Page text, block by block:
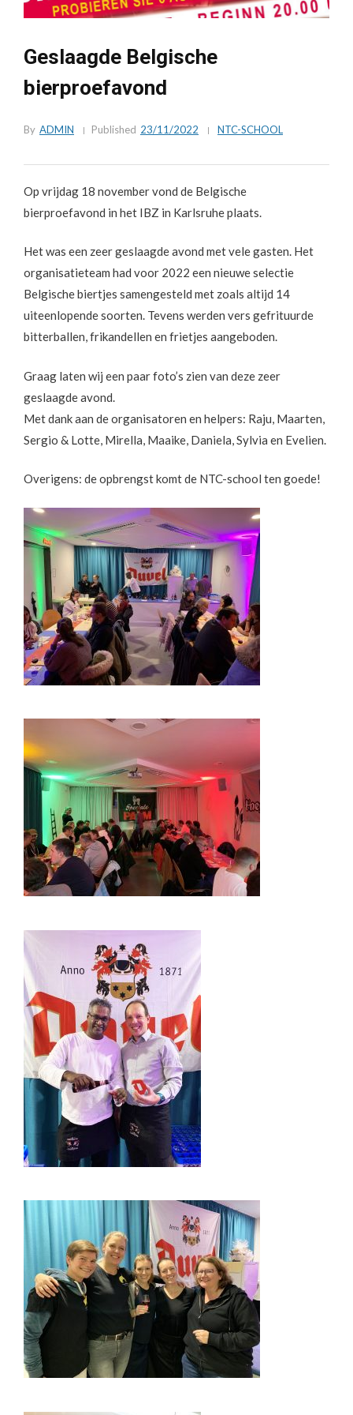
Geslaagde Belgische
bierproefavond
By ADMIN Published 23/11/2022 NTC-SCHOOL
Op vrijdag 18 november vond de Belgische
bierproefavond in het IBZ in Karlsruhe plaats.
Het was een zeer geslaagde avond met vele gasten. Het
organisatieteam had voor 2022 een nieuwe selectie
Belgische biertjes samengesteld met zoals altijd 14
uiteenlopende soorten. Tevens werden vers gefrituurde
bitterballen, frikandellen en frietjes aangeboden.
Graag laten wij een paar foto’s zien van deze zeer
geslaagde avond.
Met dank aan de organisatoren en helpers: Raju, Maarten,
Sergio & Lotte, Mirella, Maaike, Daniela, Sylvia en Evelien.
Overigens: de opbrengst komt de NTC-school ten goede!